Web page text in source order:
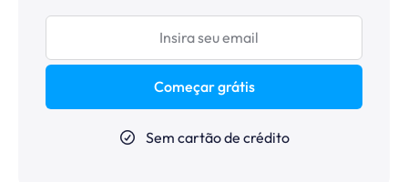
Começar grátis
Sem cartão de crédito